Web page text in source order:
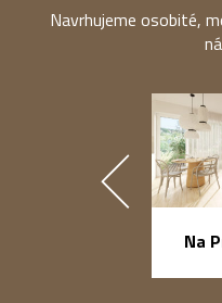
Navrhujeme osobité,
Na